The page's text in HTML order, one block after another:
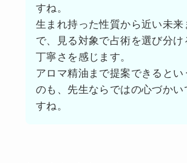
すね。
生まれ持った性質から近い未来
で、見る対象で占術を選び分け
丁寧さを感じます。
アロマ精油まで提案できるとい
のも、先生ならではの心づかい
すね。